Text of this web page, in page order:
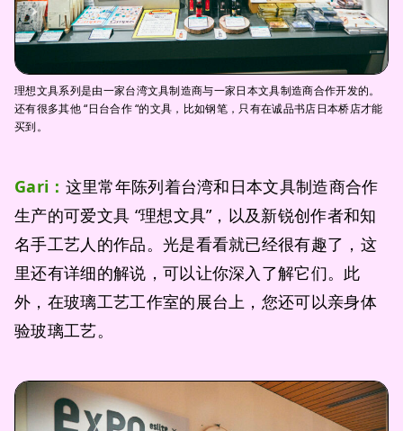
理想文具系列是由一家台湾文具制造商与一家日本文具制造商合作开发的。
还有很多其他 “日台合作 “的文具，比如钢笔，只有在诚品书店日本桥店才能
买到。
Gari： 这里常年陈列着台湾和日本文具制造商合作
生产的可爱文具 “理想文具”，以及新锐创作者和知
名手工艺人的作品。光是看看就已经很有趣了，这
里还有详细的解说，可以让你深入了解它们。此
外，在玻璃工艺工作室的展台上，您还可以亲身体
验玻璃工艺。